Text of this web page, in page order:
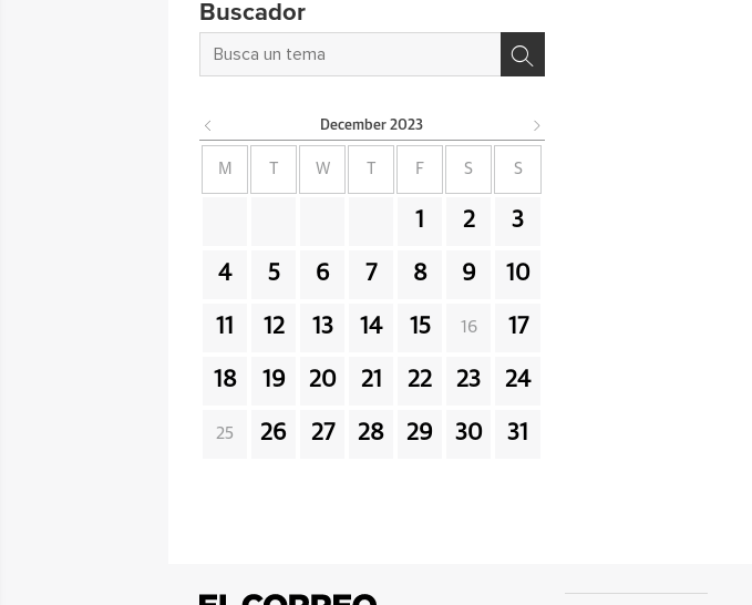
Buscador
December 2023
M W F S S
1 2 3
4 5 6 7 8 9 10
11 12 13 14 15 16 17
18 19 20 21 22 23 24
25 26 27 28 29 30 31